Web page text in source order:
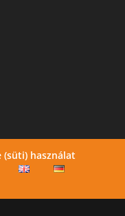
(süti) használat